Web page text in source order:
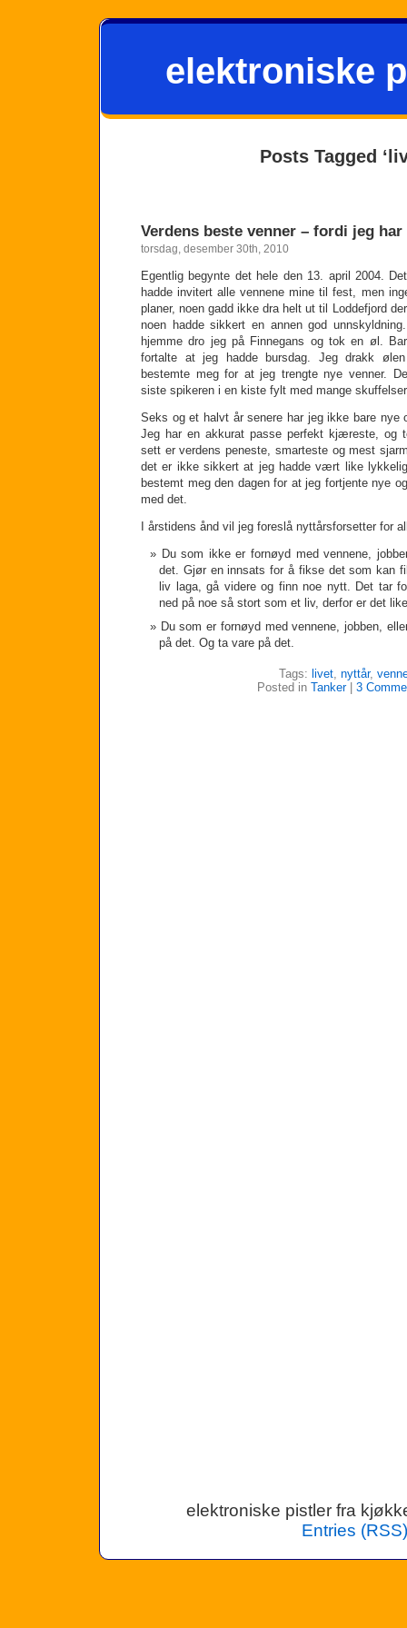
elektroniske
Posts Tagged
Verdens beste venner – fordi jeg
torsdag, desember 30th, 2010
Egentlig begynte det hele den 13. april 2004.
hadde invitert alle vennene mine til fest, men
planer, noen gadd ikke dra helt ut til Loddefjord
noen hadde sikkert en annen god
hjemme dro jeg på Finnegans og tok en øl.
fortalte at jeg hadde bursdag. Jeg drakk
bestemte meg for at jeg trengte nye venner.
siste spikeren i en kiste fylt med mange
Seks og et halvt år senere har jeg ikke bare nye
Jeg har en akkurat passe perfekt kjæreste, og
sett er verdens peneste, smarteste og mest
det er ikke sikkert at jeg hadde vært like
bestemt meg den dagen for at jeg fortjente nye
med det.
I årstidens ånd vil jeg foreslå nyttårsforsetter for
Du som ikke er fornøyd med vennene,
det. Gjør en innsats for å fikse det som kan
liv laga, gå videre og finn noe nytt. Det tar
ned på noe så stort som et liv, derfor er det
Du som er fornøyd med vennene, jobben,
på det. Og ta vare på det.
Tags: livet, nyttår,
Posted in Tanker| 3
elektroniske pistler fra
Entries (RSS)